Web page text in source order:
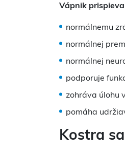
Vápnik prispieva
normálnemu
normálnej
normálnej
podporuje
zohráva úlohu
pomáha
Kostra